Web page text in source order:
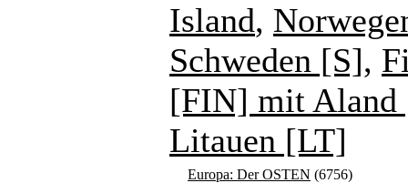
Island,
Schweden [S],
[FIN] mit
Litauen [LT]
Europa: Der OSTEN (6756)